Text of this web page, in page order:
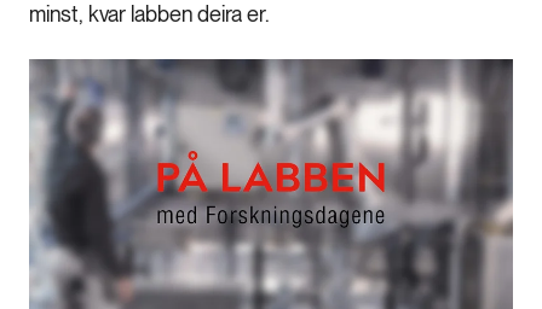
minst, kvar labben deira er.